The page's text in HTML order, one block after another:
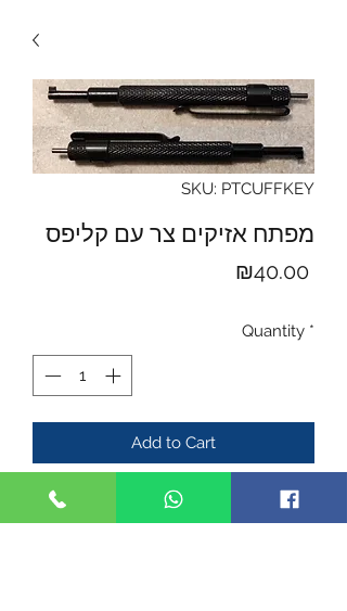
SKU: PTCUFFKEY
מפתח אזיקים צר עם קליפס
₪40.00Price
Quantity *
Add to Cart
מפתח אזיקים בצורת "עט" עם קליפס